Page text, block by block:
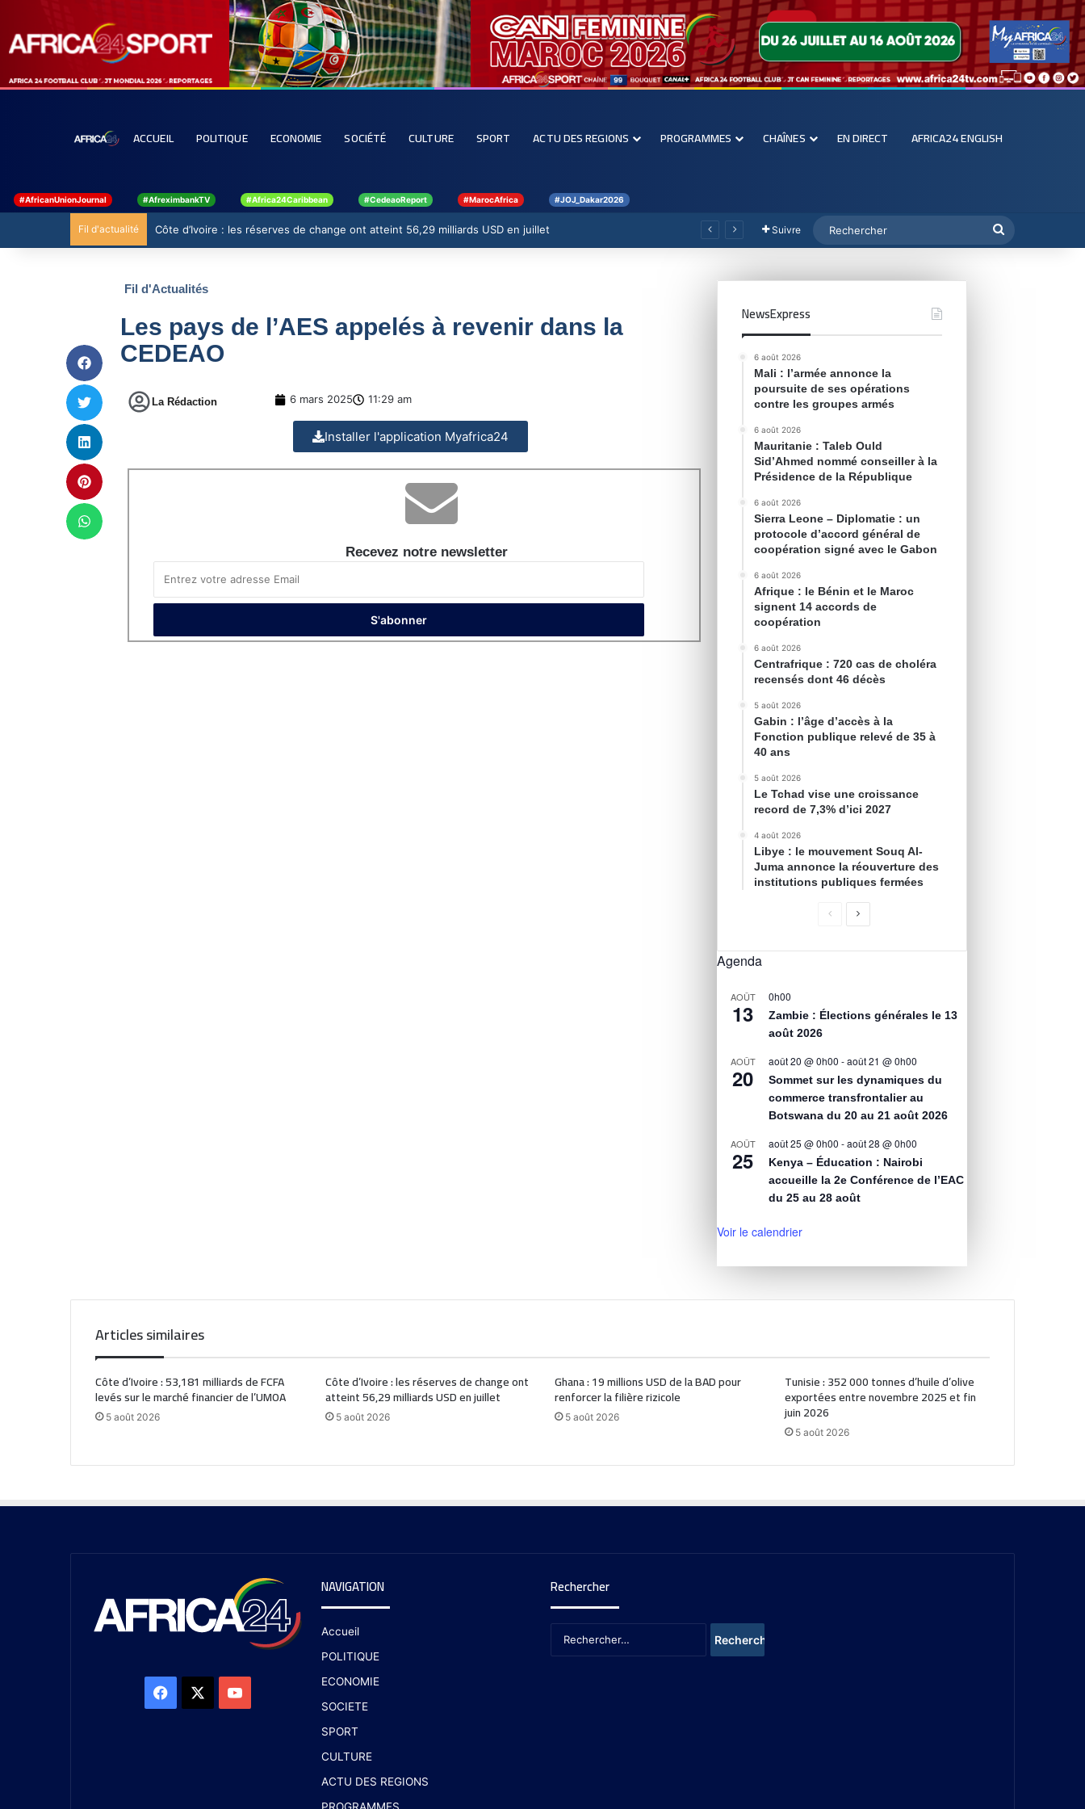
ACCUEIL POLITIQUE ECONOMIE SOCIÉTÉ CULTURE SPORT ACTU DES REGIONS PROGRAMMES CHAÎNES EN DIRECT AFRICA24 ENGLISH
#AfricanUnionJournal #AfreximbankTV #Africa24Caribbean #CedeaoReport #MarocAfrica #JOJ_Dakar2026
Fil d'actualité Côte d’Ivoire : les réserves de change ont atteint 56,29 milliards USD en juillet Suivre
Fil d'Actualités
Les pays de l’AES appelés à revenir dans la
CEDEAO
La Rédaction 6 mars 2025 11:29 am
Installer l'application Myafrica24
Recevez notre newsletter
NewsExpress
6 août 2026
Mali : l’armée annonce la
poursuite de ses opérations
contre les groupes armés
6 août 2026
Mauritanie : Taleb Ould
Sid’Ahmed nommé conseiller à la
Présidence de la République
6 août 2026
Sierra Leone – Diplomatie : un
protocole d’accord général de
coopération signé avec le Gabon
6 août 2026
Afrique : le Bénin et le Maroc
signent 14 accords de
coopération
6 août 2026
Centrafrique : 720 cas de choléra
recensés dont 46 décès
5 août 2026
Gabin : l’âge d’accès à la
Fonction publique relevé de 35 à
40 ans
5 août 2026
Le Tchad vise une croissance
record de 7,3% d’ici 2027
4 août 2026
Libye : le mouvement Souq Al-
Juma annonce la réouverture des
institutions publiques fermées
Agenda
AOÛT
13
0h00
Zambie : Élections générales le 13
août 2026
AOÛT
20
août 20 @ 0h00 -août 21 @ 0h00
Sommet sur les dynamiques du
commerce transfrontalier au
Botswana du 20 au 21 août 2026
AOÛT
25
août 25 @ 0h00 -août 28 @ 0h00
Kenya – Éducation : Nairobi
accueille la 2e Conférence de l’EAC
du 25 au 28 août
Voir le calendrier
Articles similaires
Côte d’Ivoire : 53,181 milliards de FCFA
levés sur le marché financier de l’UMOA
5 août 2026
Côte d’Ivoire : les réserves de change ont
atteint 56,29 milliards USD en juillet
5 août 2026
Ghana : 19 millions USD de la BAD pour
renforcer la filière rizicole
5 août 2026
Tunisie : 352 000 tonnes d’huile d’olive
exportées entre novembre 2025 et fin
juin 2026
5 août 2026
NAVIGATION
Accueil
POLITIQUE
ECONOMIE
SOCIETE
SPORT
CULTURE
ACTU DES REGIONS
Rechercher